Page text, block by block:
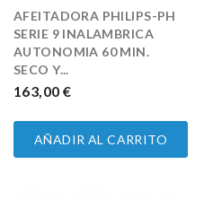
AFEITADORA PHILIPS-PH
SERIE 9 INALAMBRICA
AUTONOMIA 60 MIN.
SECO Y...
PRECIO
163,00 €
AÑADIR AL CARRITO